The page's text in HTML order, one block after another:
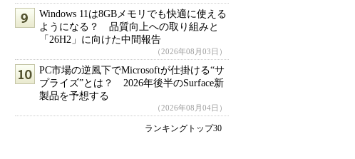
Windows 11は8GBメモリでも快適に使える
ようになる？ 品質向上への取り組みと
「26H2」に向けた中間報告
（2026年08月03日）
PC市場の逆風下でMicrosoftが仕掛ける“サ
プライズ”とは？ 2026年後半のSurface新
製品を予想する
（2026年08月04日）
ランキングトップ30